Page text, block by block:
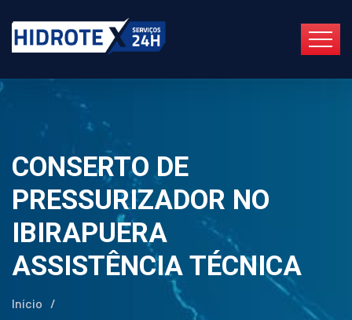
CONSERTO DE
PRESSURIZADOR NO
IBIRAPUERA
ASSISTÊNCIA TÉCNICA
Início
/